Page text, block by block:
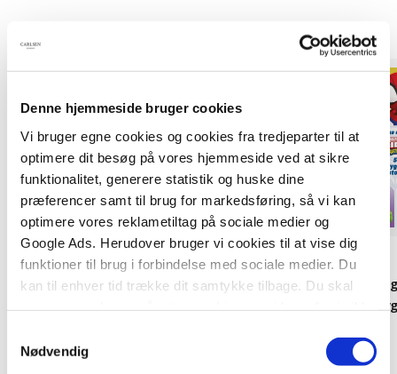
Denne hjemmeside bruger cookies
Vi bruger egne cookies og cookies fra tredjeparter til at
optimere dit besøg på vores hjemmeside ved at sikre
funktionalitet, generere statistik og huske dine
præferencer samt til brug for markedsføring, så vi kan
optimere vores reklametiltag på sociale medier og
Google Ads. Herudover bruger vi cookies til at vise dig
funktioner til brug i forbindelse med sociale medier. Du
kan til enhver tid trække dit samtykke tilbage. Du skal
tilbagetrækker et samtykke.
Nødvendig
Hardcover
De Fantastiske Fire - En rigtig
Læs med Spidey
venner - fem